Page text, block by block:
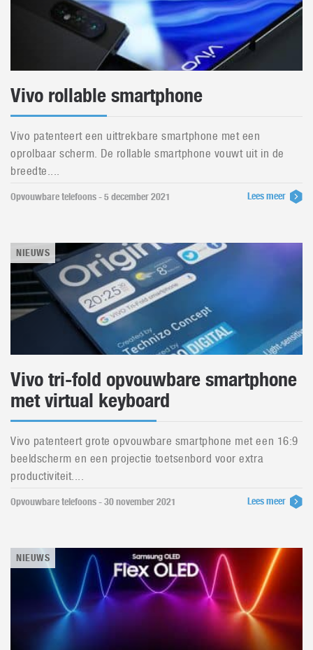
Vivo rollable smartphone
Vivo patenteert een uittrekbare smartphone met een
oprolbaar scherm. De rollable smartphone vouwt uit in de
breedte....
Opvouwbare telefoons - 5 december 2021 Lees meer
NIEUWS
Vivo tri-fold opvouwbare smartphone
met virtual keyboard
Vivo patenteert grote opvouwbare smartphone met een 16:9
beeldscherm en een projectie toetsenbord voor extra
productiviteit....
Opvouwbare telefoons - 30 november 2021 Lees meer
NIEUWS